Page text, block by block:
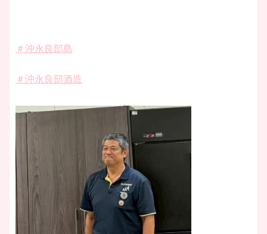
＃沖永良部島
＃沖永良部酒造